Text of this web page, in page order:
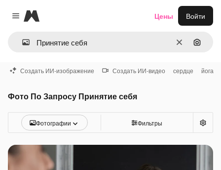
Close menu
Magnific
ОчиститьПоиск
Цены Войти
Создать ИИ-изображение Создать ИИ-видео сердце йога
Фото По Запросу Принятие себя
Фотографии Фильтры